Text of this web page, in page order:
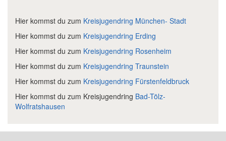
Hier kommst du zum Kreisjugendring München- Stadt
Hier kommst du zum Kreisjugendring Erding
Hier kommst du zum Kreisjugendring Rosenheim
Hier kommst du zum Kreisjugendring Traunstein
Hier kommst du zum Kreisjugendring Fürstenfeldbruck
Hier kommst du zum Kreisjugendring Bad-Tölz-
Wolfratshausen